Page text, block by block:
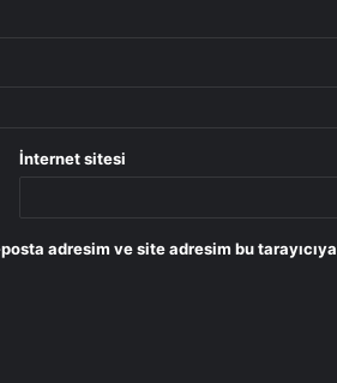
İnternet sitesi
adresim ve site adresim bu tarayıcıya